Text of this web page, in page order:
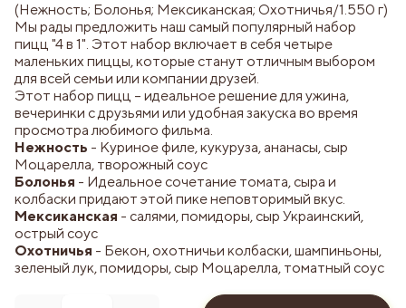
(Нежность; Болонья; Мексиканская; Охотничья/1.550 г)
Мы рады предложить наш самый популярный набор
пицц "4 в 1". Этот набор включает в себя четыре
маленьких пиццы, которые станут отличным выбором
для всей семьи или компании друзей.
Этот набор пицц – идеальное решение для ужина,
вечеринки с друзьями или удобная закуска во время
просмотра любимого фильма.
Нежность - Куриное филе, кукуруза, ананасы, сыр
Моцарелла, творожный соус
Болонья - Идеальное сочетание томата, сыра и
колбаски придают этой пике неповторимый вкус.
Мексиканская - салями, помидоры, сыр Украинский,
острый соус
Охотничья - Бекон, охотничьи колбаски, шампиньоны,
зеленый лук, помидоры, сыр Моцарелла, томатный соус